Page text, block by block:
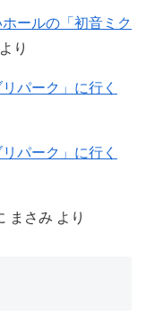
ールの「初音ミク
より
パーク」に行く
パーク」に行く
まさみ より